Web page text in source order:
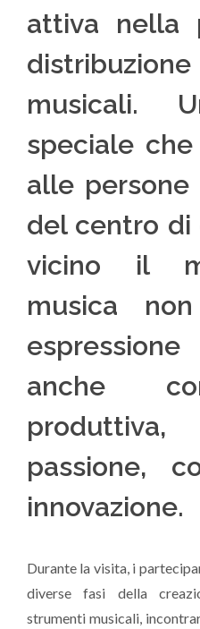
attiva nella
musicali.
speciale
alle
del centro di
vicino il
musica
anche
passione,
innovazione.
Durante la visita, i
diverse fasi della
strumenti musicali,